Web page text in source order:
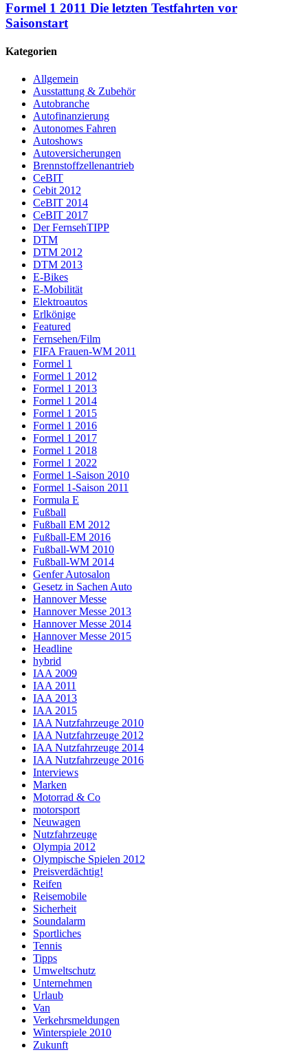
Formel 1 2011 Die letzten Testfahrten vor
Saisonstart
Kategorien
Allgemein
Ausstattung & Zubehör
Autobranche
Autofinanzierung
Autonomes Fahren
Autoshows
Autoversicherungen
Brennstoffzellenantrieb
CeBIT
Cebit 2012
CeBIT 2014
CeBIT 2017
Der FernsehTIPP
DTM
DTM 2012
DTM 2013
E-Bikes
E-Mobilität
Elektroautos
Erlkönige
Featured
Fernsehen/Film
FIFA Frauen-WM 2011
Formel 1
Formel 1 2012
Formel 1 2013
Formel 1 2014
Formel 1 2015
Formel 1 2016
Formel 1 2017
Formel 1 2018
Formel 1 2022
Formel 1-Saison 2010
Formel 1-Saison 2011
Formula E
Fußball
Fußball EM 2012
Fußball-EM 2016
Fußball-WM 2010
Fußball-WM 2014
Genfer Autosalon
Gesetz in Sachen Auto
Hannover Messe
Hannover Messe 2013
Hannover Messe 2014
Hannover Messe 2015
Headline
hybrid
IAA 2009
IAA 2011
IAA 2013
IAA 2015
IAA Nutzfahrzeuge 2010
IAA Nutzfahrzeuge 2012
IAA Nutzfahrzeuge 2014
IAA Nutzfahrzeuge 2016
Interviews
Marken
Motorrad & Co
motorsport
Neuwagen
Nutzfahrzeuge
Olympia 2012
Olympische Spielen 2012
Preisverdächtig!
Reifen
Reisemobile
Sicherheit
Soundalarm
Sportliches
Tennis
Tipps
Umweltschutz
Unternehmen
Urlaub
Van
Verkehrsmeldungen
Winterspiele 2010
Zukunft